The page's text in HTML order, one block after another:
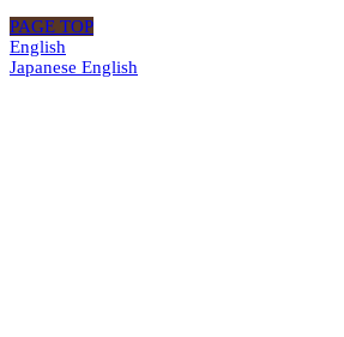
PAGE TOP
English
Japanese English